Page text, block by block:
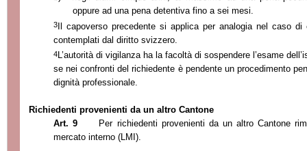
oppure ad una pena detentiva fino a sei mesi.
3
Il capoverso precedente si applica per analogia nel caso di
contemplati dal diritto svizzero.
4L’autorità di vigilanza ha la facoltà di sospendere l’esame
se nei confronti del richiedente è pendente un procedimento
dignità professionale.
Richiedenti provenienti da un altro Cantone
Art. 9
Per richiedenti provenienti da un altro Cantone
mercato interno (LMI).